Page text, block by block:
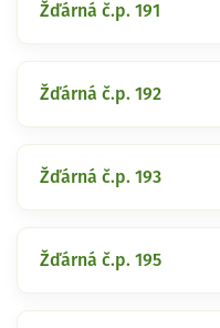
Žďárná č.p. 191
Žďárná č.p. 192
Žďárná č.p. 193
Žďárná č.p. 195